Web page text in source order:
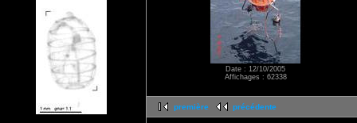
Date : 12/10/2005
Affichages : 62338
première précédente